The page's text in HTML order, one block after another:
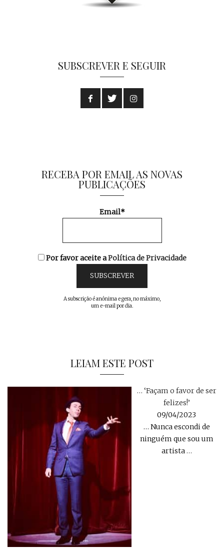
SUBSCREVER E SEGUIR
RECEBA POR EMAIL AS NOVAS
PUBLICAÇÕES
Email*
Por favor aceite aPolítica de Privacidade
A subscrição é anónima e gera, no máximo,
um e-mail por dia.
LEIAM ESTE POST
… ‘Façam o favor de ser
felizes!’
09/04/2023
… Nunca escondi de
ninguém que sou um
artista…